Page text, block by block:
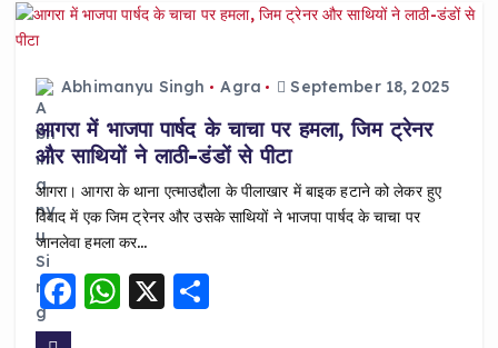
b
o
k
A
p
Abhimanyu Singh Agra September 18, 2025
आगरा में भाजपा पार्षद के चाचा पर हमला, जिम ट्रेनर
और साथियों ने लाठी-डंडों से पीटा
आगरा। आगरा के थाना एत्माउद्दौला के पीलाखार में बाइक हटाने को लेकर हुए
विवाद में एक जिम ट्रेनर और उसके साथियों ने भाजपा पार्षद के चाचा पर
जानलेवा हमला कर…
F WX S